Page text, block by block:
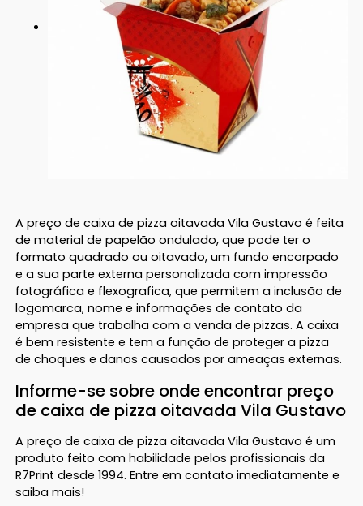
A preço de caixa de pizza oitavada Vila Gustavo é feita
de material de papelão ondulado, que pode ter o
formato quadrado ou oitavado, um fundo encorpado
e a sua parte externa personalizada com impressão
fotográfica e flexografica, que permitem a inclusão de
logomarca, nome e informações de contato da
empresa que trabalha com a venda de pizzas. A caixa
é bem resistente e tem a função de proteger a pizza
de choques e danos causados por ameaças externas.
Informe-se sobre onde encontrar preço
de caixa de pizza oitavada Vila Gustavo
A preço de caixa de pizza oitavada Vila Gustavo é um
produto feito com habilidade pelos profissionais da
R7Print desde 1994. Entre em contato imediatamente e
saiba mais!